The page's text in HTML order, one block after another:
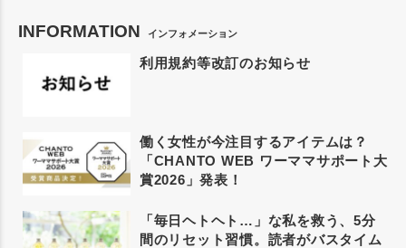
INFORMATION インフォメーション
利用規約等改訂のお知らせ
働く女性が今注目するアイテムは？
「CHANTO WEB ワーママサポート大
賞2026」発表！
「毎日ヘトヘト…」な私を救う、5分
間のリセット習慣。読者がバスタイム